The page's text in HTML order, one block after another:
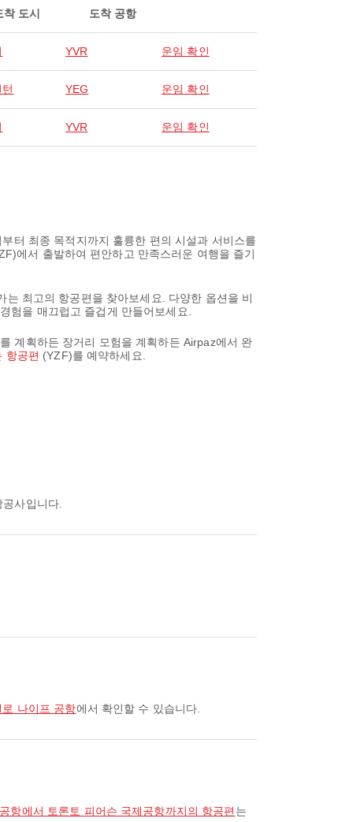
착 도시 도착 공항
YVR 운임 확인
YEG 운임 확인
YVR 운임 확인
터 최종 목적지까지 훌륭한 편의 시설과 서비스를
에서 출발하여 편안하고 만족스러운 여행을 즐기
최고의 항공편을 찾아보세요. 다양한 옵션을 비
험을 매끄럽고 즐겁게 만들어보세요.
계획하든 장거리 모험을 계획하든 Airpaz에서 완
항공편 (YZF)를 예약하세요.
사입니다.
로 나이프 공항에서 확인할 수 있습니다.
항에서 토론토 피어슨 국제공항까지의 항공편 는